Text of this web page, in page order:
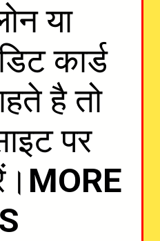
या
कार्ड
है तो
पर
MORE